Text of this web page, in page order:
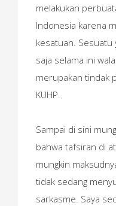
melakukan
Indonesia karena
kesatuan. Sesuatu
saja selama ini
merupakan tindak
KUHP.
Sampai di sini
bahwa tafsiran di
mungkin
tidak sedang
sarkasme. Saya